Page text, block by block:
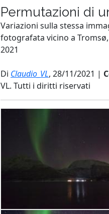
Permutazioni di
Variazioni sulla stessa
fotografata vicino a
2021
Di Claudio_VL, 28/11/2021 |
VL. Tutti i diritti riservati